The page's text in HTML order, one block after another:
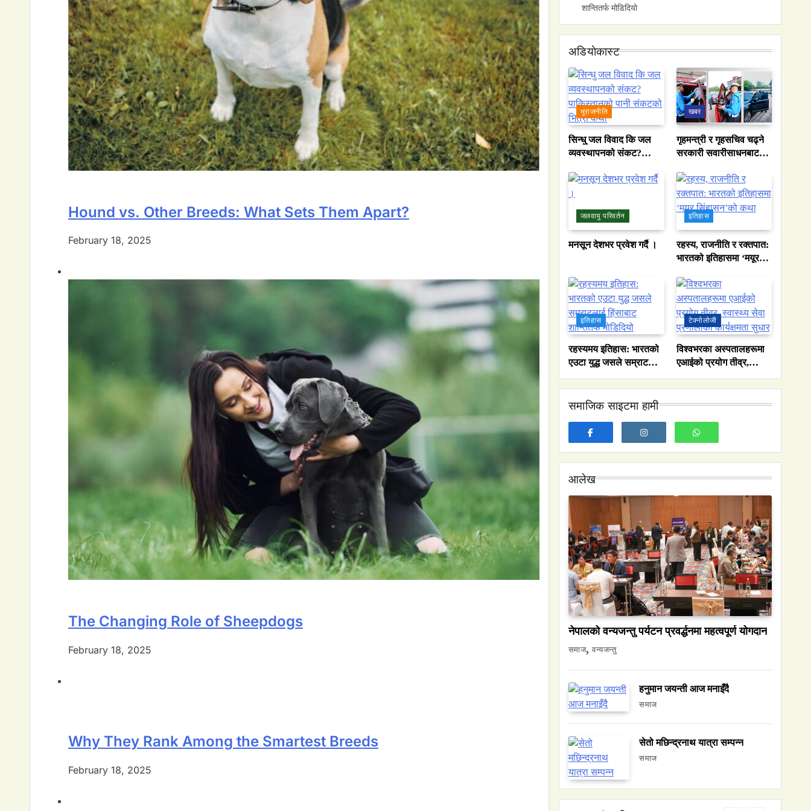
Hound vs. Other Breeds: What Sets Them Apart?
February 18, 2025
The Changing Role of Sheepdogs
February 18, 2025
Why They Rank Among the Smartest Breeds
February 18, 2025
शान्तितर्फ मोडिदियो
अडियाेकास्ट
भूराजनीति
सिन्धु जल विवाद कि जल
व्यवस्थापनको संकट?
भित्री कथा
खबर
गृहमन्त्री र गृहसचिव चढ्ने
सरकारी सवारीसाधनबाट
जलवायु परिवर्तन
मनसून देशभर प्रवेश गर्दै ।
इतिहास
रहस्य, राजनीति र रक्तपात:
भारतको इतिहासमा ‘मयूर
इतिहास
रहस्यमय इतिहास: भारतको
एउटा युद्ध जसले सम्राटलाई
मोडिदियो
टेक्नोलोजी
विश्वभरका अस्पतालहरूमा
एआईको प्रयोग तीव्र,
कार्यक्षमता सुधार
समाजिक साइटमा हामी
आलेख
नेपालको वन्यजन्तु पर्यटन प्रवर्द्धनमा महत्वपूर्ण योगदान
समाज वन्यजन्तु
हनुमान जयन्ती आज मनाइँदै
समाज
सेतो मछिन्द्रनाथ यात्रा सम्पन्न
समाज
समाज
नेपालमा युनिफिकेशन चर्चको सम्बन्ध उजागर
February 12, 2025
वातावरण
नेपालको वन्यजन्तु पर्यटन प्रवर्द्धनमा महत्वपूर्ण
योगदान
February 12, 2025
हनुमान जयन्ती आज मनाइँदै